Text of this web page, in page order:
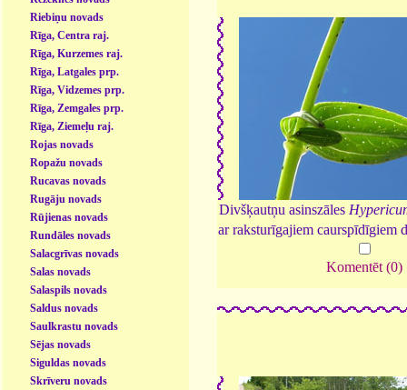
Riebiņu novads
Rīga, Centra raj.
Rīga, Kurzemes raj.
Rīga, Latgales prp.
Rīga, Vidzemes prp.
Rīga, Zemgales prp.
Rīga, Ziemeļu raj.
Rojas novads
Ropažu novads
Rucavas novads
Rugāju novads
Rūjienas novads
Rundāles novads
Salacgrīvas novads
Salas novads
Salaspils novads
Saldus novads
Saulkrastu novads
Sējas novads
Siguldas novads
Skrīveru novads
Divšķautņu asinszāles
ar raksturīgajiem caurspīdīgiem
Komentēt (0)